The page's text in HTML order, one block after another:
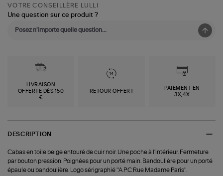
VOTRE CONSEILLÈRE LULLI
Une question sur ce produit ?
LIVRAISON
OFFERTE DÈS 150
€
RETOUR OFFERT
PAIEMENT EN
3X,4X
DESCRIPTION
Cabas en toile beige entouré de cuir noir. Une poche à l'intérieur. Fermeture
par bouton pression. Poignées pour un porté main. Bandoulière pour un porté
épaule ou bandoulière. Logo sérigraphié "A.P.C Rue Madame Paris".